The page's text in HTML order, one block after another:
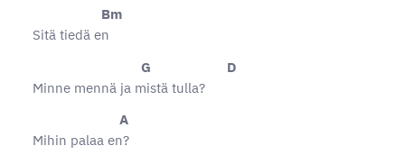
Bm
Sitä tiedä en
G D
Minne mennä ja mistä tulla?
A
Mihin palaa en?